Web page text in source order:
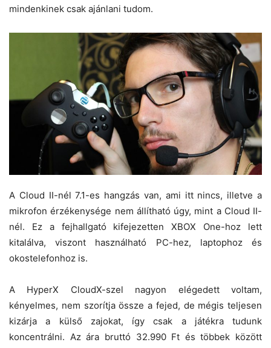
mindenkinek csak ajánlani tudom.
A Cloud II-nél 7.1-es hangzás van, ami itt nincs, illetve a
mikrofon érzékenysége nem állítható úgy, mint a Cloud II-
nél. Ez a fejhallgató kifejezetten XBOX One-hoz lett
kitalálva, viszont használható PC-hez, laptophoz és
okostelefonhoz is.
A HyperX CloudX-szel nagyon elégedett voltam,
kényelmes, nem szorítja össze a fejed, de mégis teljesen
kizárja a külső zajokat, így csak a játékra tudunk
koncentrálni. Az ára bruttó 32.990 Ft és többek között